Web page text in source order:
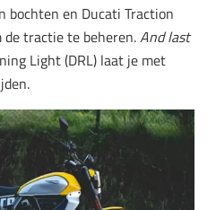
bochten en Ducati Traction
de tractie te beheren.And last
Light (DRL) laat je met